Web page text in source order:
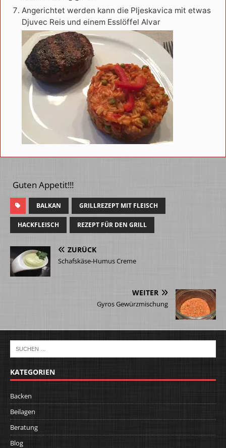
Angerichtet werden kann die Pljeskavica mit etwas
Djuvec Reis und einem Esslöffel Alvar
Guten Appetit!!!
BALKAN GRILLREZEPT MIT FLEISCH
HACKFLEISCH REZEPT FÜR DEN GRILL
ZURÜCK
Schafskäse-Humus Creme
WEITER
Gyros Gewürzmischung
KATEGORIEN
Backen
Beilagen
Beratung
Blog